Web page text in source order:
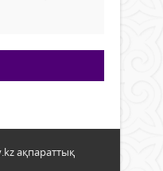
ақпараттық